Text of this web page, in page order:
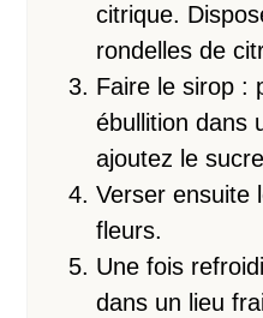
citrique.
rondelles de
Faire le sirop :
ébullition dans
ajoutez le
Verser ensuite
fleurs.
Une fois
dans un lieu